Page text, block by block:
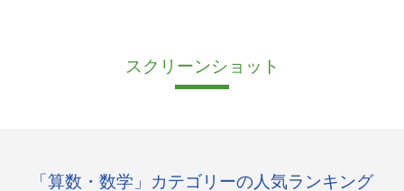
スクリーンショット
「算数・数学」カテゴリーの人気ランキング